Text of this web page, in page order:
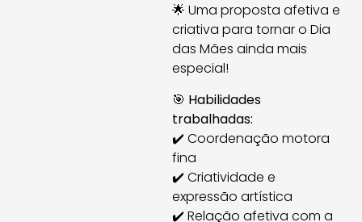
🌟 Uma proposta afetiva e
criativa para tornar o Dia
das Mães ainda mais
especial!
🎯 Habilidades
trabalhadas:
✔️ Coordenação motora
fina
✔️ Criatividade e
expressão artística
✔️ Relação afetiva com a